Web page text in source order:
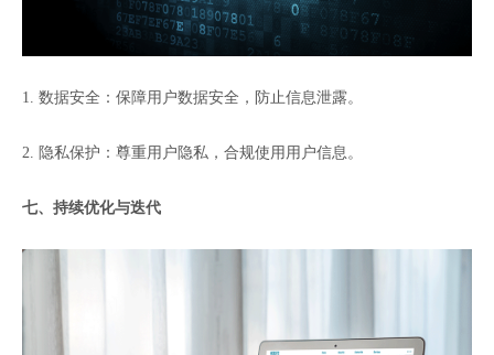
1. 数据安全：保障用户数据安全，防止信息泄露。
2. 隐私保护：尊重用户隐私，合规使用用户信息。
七、持续优化与迭代